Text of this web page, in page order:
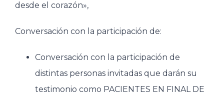
desde el corazón», ​
Conversación con la participación de:​
Conversación con la participación de
distintas personas invitadas que darán su
testimonio como PACIENTES EN FINAL DE